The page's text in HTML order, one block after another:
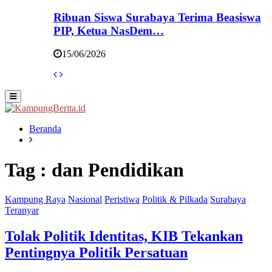
Ribuan Siswa Surabaya Terima Beasiswa
PIP, Ketua NasDem…
15/06/2026
Primary
Menu
Beranda
Tag : dan Pendidikan
Kampung Raya Nasional Peristiwa Politik & Pilkada Surabaya
Teranyar
Tolak Politik Identitas, KIB Tekankan
Pentingnya Politik Persatuan